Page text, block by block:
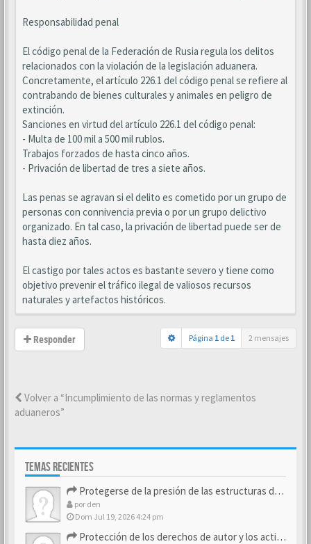
Responsabilidad penal
El código penal de la Federación de Rusia regula los delitos
relacionados con la violación de la legislación aduanera.
Concretamente, el artículo 226.1 del código penal se refiere al
contrabando de bienes culturales y animales en peligro de
extinción.
Sanciones en virtud del artículo 226.1 del código penal:
- Multa de 100 mil a 500 mil rublos.
Trabajos forzados de hasta cinco años.
- Privación de libertad de tres a siete años.
Las penas se agravan si el delito es cometido por un grupo de
personas con connivencia previa o por un grupo delictivo
organizado. En tal caso, la privación de libertad puede ser de
hasta diez años.
El castigo por tales actos es bastante severo y tiene como
objetivo prevenir el tráfico ilegal de valiosos recursos
naturales y artefactos históricos.
Responder Página 1 de 1 2 mensajes
Volver a “Incumplimiento de las normas y reglamentos
aduaneros”
TEMAS RECIENTES
Protegerse de la presión de las estructuras de control
por den
Dom Jul 19, 2026 4:24 pm
Protección de los derechos de autor y los activos de marca